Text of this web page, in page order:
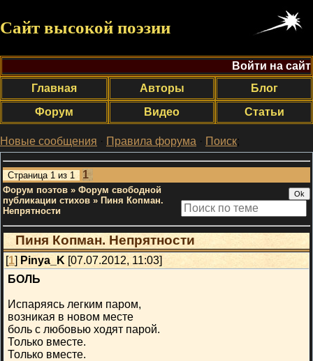
Сайт высокой поэзии
Войти на сайт
Главная
Авторы
Блог
Форум
Видео Статьи
Новые сообщения · Правила форума · Поиск;
Страница 1 из 1 1
Форум поэтов » Форум свободной
публикации стихов » Пиня Копман.
Непрятности
Пиня Копман. Непрятности
[1] Pinya_K [07.07.2012, 11:03]
БОЛЬ
Испаряясь легким паром,
возникая в новом месте
боль с любовью ходят парой.
Только вместе.
Только вместе.